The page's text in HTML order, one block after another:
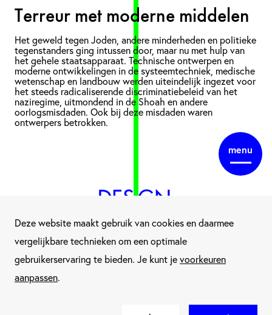
menu
Terreur met moderne middelen
Het geweld tegen Joden, andere minderheden en politieke
tegenstanders ging intussen door, maar nu met hulp van
het gehele staatsapparaat. Technische ontwerpen en
moderne ontwikkelingen in de systeemtechniek, medische
wetenschap en landbouw werden uiteindelijk ingezet voor
het steeds radicaliserende discriminatiebeleid van het
naziregime, uitmondend in de Shoah en andere
oorlogsmisdaden. Ook bij deze misdaden waren
ontwerpers betrokken.
Deze website maakt gebruik van cookies en daarmee
vergelijkbare technieken om een optimale
gebruikerservaring te bieden. Je kunt jevoorkeuren
aanpassen.